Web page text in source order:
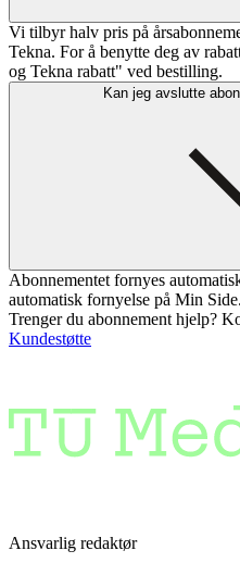
Vi tilbyr halv pris på
Tekna. For å benytte deg av
og Tekna rabatt" ved bestilling.
Kan jeg avslutte
Abonnementet fornyes
automatisk fornyelse på Min Side.
Trenger du abonnement hjelp?
Kundestøtte
Ansvarlig redaktør